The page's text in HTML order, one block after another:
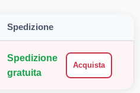
Spedizione
Spedizione
gratuita
Acquista